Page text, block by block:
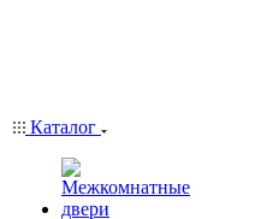
Каталог